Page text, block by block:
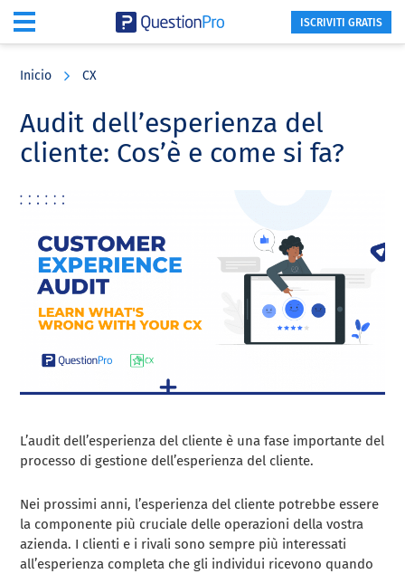
content
sidebar
ISCRIVITI GRATIS
Inicio CX
Audit dell’esperienza del
cliente: Cos’è e come si fa?
L’audit dell’esperienza del cliente è una fase importante del
processo di gestione dell’esperienza del cliente.
Nei prossimi anni, l’esperienza del cliente potrebbe essere
la componente più cruciale delle operazioni della vostra
azienda. I clienti e i rivali sono sempre più interessati
all’esperienza completa che gli individui ricevono quando